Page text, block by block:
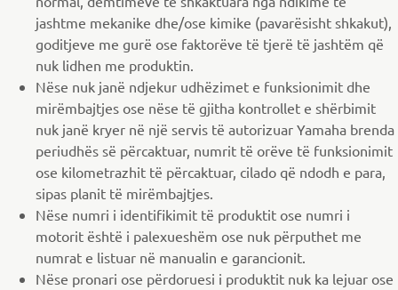
jashtme mekanike dhe/ose kimike (pavarësisht shkakut),
goditjeve me gurë ose faktorëve të tjerë të jashtëm që
nuk lidhen me produktin.
Nëse nuk janë ndjekur udhëzimet e funksionimit dhe
mirëmbajtjes ose nëse të gjitha kontrollet e shërbimit
nuk janë kryer në një servis të autorizuar Yamaha brenda
periudhës së përcaktuar, numrit të orëve të funksionimit
ose kilometrazhit të përcaktuar, cilado që ndodh e para,
sipas planit të mirëmbajtjes.
Nëse numri i identifikimit të produktit ose numri i
motorit është i palexueshëm ose nuk përputhet me
numrat e listuar në manualin e garancionit.
Nëse pronari ose përdoruesi i produktit nuk ka lejuar ose